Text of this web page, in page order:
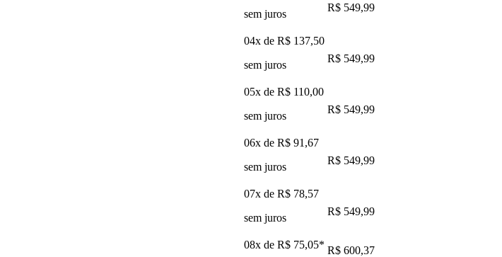
sem juros
R$ 549,99
04x de R$ 137,50
sem juros
R$ 549,99
05x de R$ 110,00
sem juros
R$ 549,99
06x de R$ 91,67
sem juros
R$ 549,99
07x de R$ 78,57
sem juros
R$ 549,99
08x de R$ 75,05* R$ 600,37